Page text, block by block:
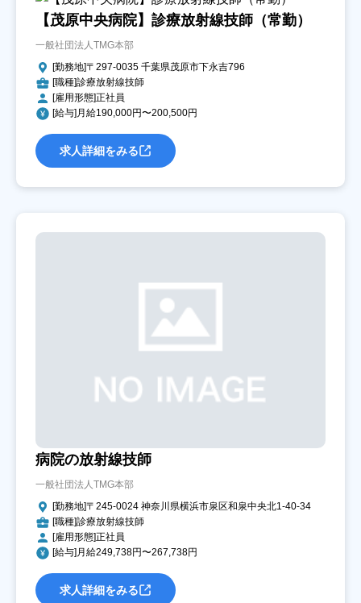
【茂原中央病院】診療放射線技師（常勤）
一般社団法人TMG本部
[勤務地]〒297-0035 千葉県茂原市下永吉796
[職種]診療放射線技師
[雇用形態]正社員
[給与]月給190,000円〜200,500円
求人詳細をみる
病院の放射線技師
一般社団法人TMG本部
[勤務地]〒245-0024 神奈川県横浜市泉区和泉中央北1-40-34
[職種]診療放射線技師
[雇用形態]正社員
[給与]月給249,738円〜267,738円
求人詳細をみる